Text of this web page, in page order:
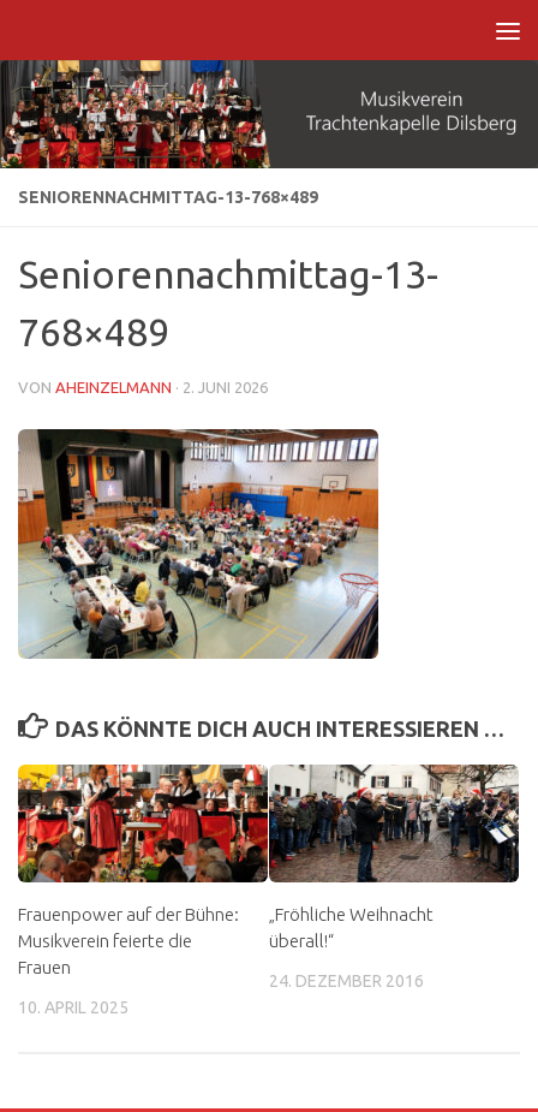
SENIORENNACHMITTAG-13-768×489
Seniorennachmittag-13-
768×489
VON AHEINZELMANN · 2. JUNI 2026
DAS KÖNNTE DICH AUCH INTERESSIEREN …
Frauenpower auf der Bühne:
Musikverein feierte die
Frauen
10. APRIL 2025
„Fröhliche Weihnacht
überall!“
24. DEZEMBER 2016